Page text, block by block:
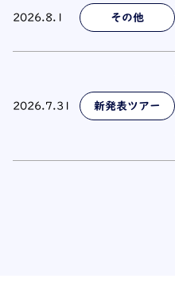
2026.8.1 その他
2026.7.31 新発表ツアー